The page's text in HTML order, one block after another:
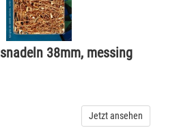
38mm, messing
Jetzt ansehen